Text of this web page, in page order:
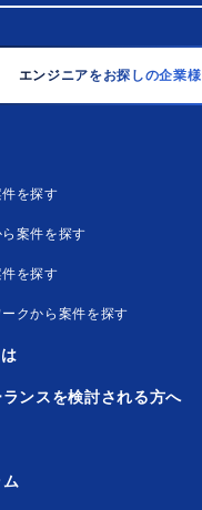
エンジニアをお探しの企業様
を探す
案件を探す
を探す
クから案件を探す
ンスを検討される方へ